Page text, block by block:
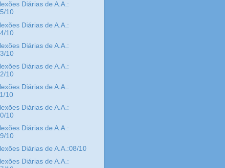
Diárias de A.A.:
10
Diárias de A.A.:
10
Diárias de A.A.:
10
Diárias de A.A.:
10
Diárias de A.A.:
10
Diárias de A.A.:
10
Diárias de A.A.:
10
Diárias de A.A.:08/10
Diárias de A.A.: